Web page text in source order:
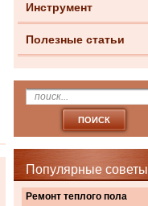
Инструмент
Полезные статьи
Популярные советы
Ремонт теплого пола